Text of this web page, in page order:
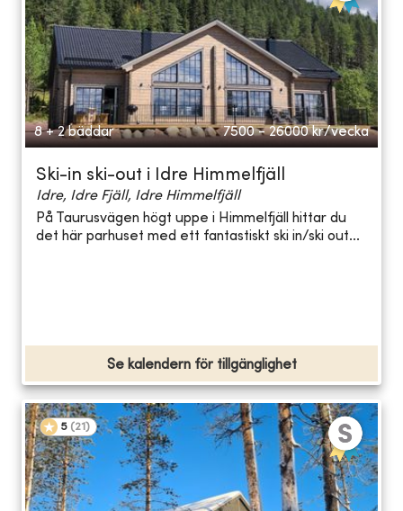
8 + 2 bäddar 7500 - 26000 kr/vecka
Ski-in ski-out i Idre Himmelfjäll
Idre, Idre Fjäll, Idre Himmelfjäll
På Taurusvägen högt uppe i Himmelfjäll hittar du
det här parhuset med ett fantastiskt ski in/ski out...
Se kalendern för tillgänglighet
5 (21 )